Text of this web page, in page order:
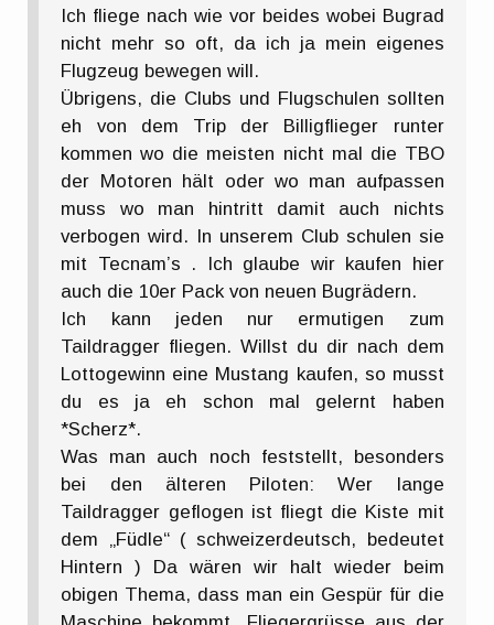
Ich fliege nach wie vor beides wobei Bugrad
nicht mehr so oft, da ich ja mein eigenes
Flugzeug bewegen will.
Übrigens, die Clubs und Flugschulen sollten
eh von dem Trip der Billigflieger runter
kommen wo die meisten nicht mal die TBO
der Motoren hält oder wo man aufpassen
muss wo man hintritt damit auch nichts
verbogen wird. In unserem Club schulen sie
mit Tecnam’s . Ich glaube wir kaufen hier
auch die 10er Pack von neuen Bugrädern.
Ich kann jeden nur ermutigen zum
Taildragger fliegen. Willst du dir nach dem
Lottogewinn eine Mustang kaufen, so musst
du es ja eh schon mal gelernt haben
*Scherz*.
Was man auch noch feststellt, besonders
bei den älteren Piloten: Wer lange
Taildragger geflogen ist fliegt die Kiste mit
dem „Füdle“ ( schweizerdeutsch, bedeutet
Hintern ) Da wären wir halt wieder beim
obigen Thema, dass man ein Gespür für die